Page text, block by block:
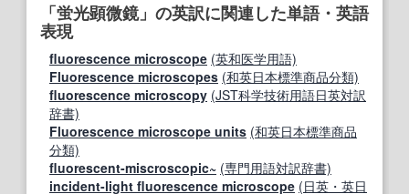
「蛍光顕微鏡」の英訳に関連した単語・英語
表現
fluorescence microscope (英和医学用語)
Fluorescence microscopes (和英日本標準商品分類)
fluorescence microscopy (JST科学技術用語日英対訳
辞書)
Fluorescence microscope units (和英日本標準商品
分類)
fluorescent-miscroscopic~ (専門用語対訳辞書)
incident-light fluorescence microscope (日英・英日